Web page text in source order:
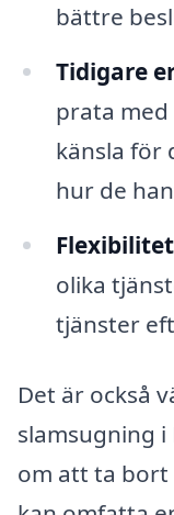
bättre
Tidigare
prata
känsla för
hur de
olika
tjänster
Det är också
slamsugning
om att ta bort